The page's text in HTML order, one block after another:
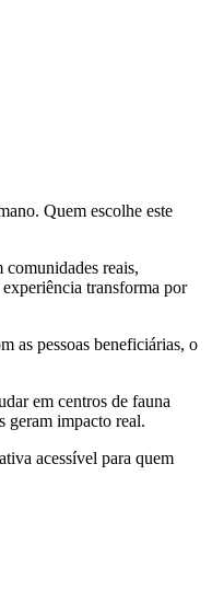
Quem escolhe este
reais,
transforma por
as pessoas beneficiárias, o
em centros de fauna
geram impacto real.
acessível para quem